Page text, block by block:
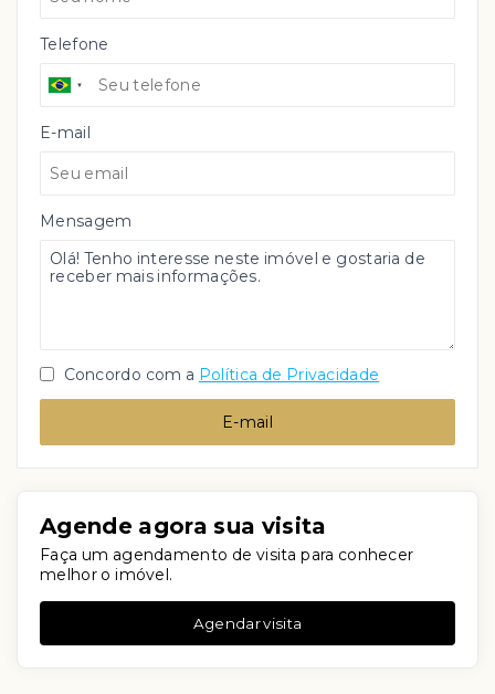
Telefone
E-mail
Mensagem
Concordo com a Política de Privacidade
E-mail
Agende agora sua visita
Faça um agendamento de visita para conhecer
melhor o imóvel.
Agendar visita